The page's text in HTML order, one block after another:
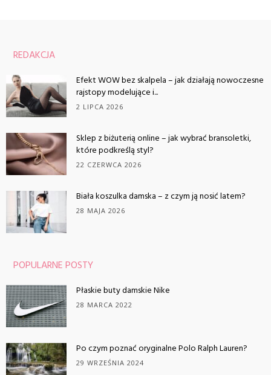
REDAKCJA
Efekt WOW bez skalpela – jak działają nowoczesne
rajstopy modelujące i...
2 LIPCA 2026
Sklep z biżuterią online – jak wybrać bransoletki,
które podkreślą styl?
22 CZERWCA 2026
Biała koszulka damska – z czym ją nosić latem?
28 MAJA 2026
POPULARNE POSTY
Płaskie buty damskie Nike
28 MARCA 2022
Po czym poznać oryginalne Polo Ralph Lauren?
29 WRZEŚNIA 2024